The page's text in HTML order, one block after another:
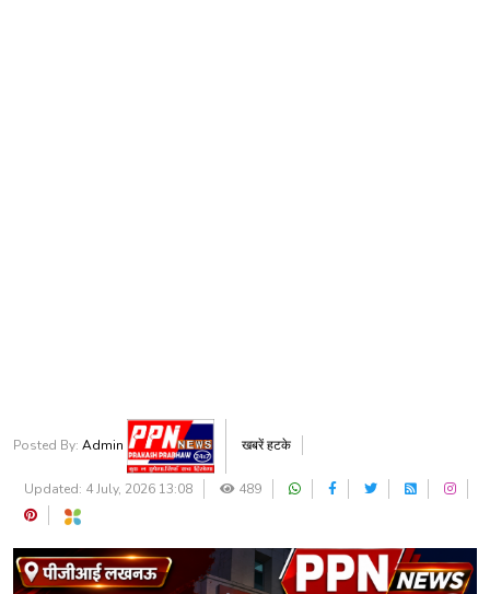
Posted By: Admin खबरें हटके
Updated: 4 July, 2026 13:08 489